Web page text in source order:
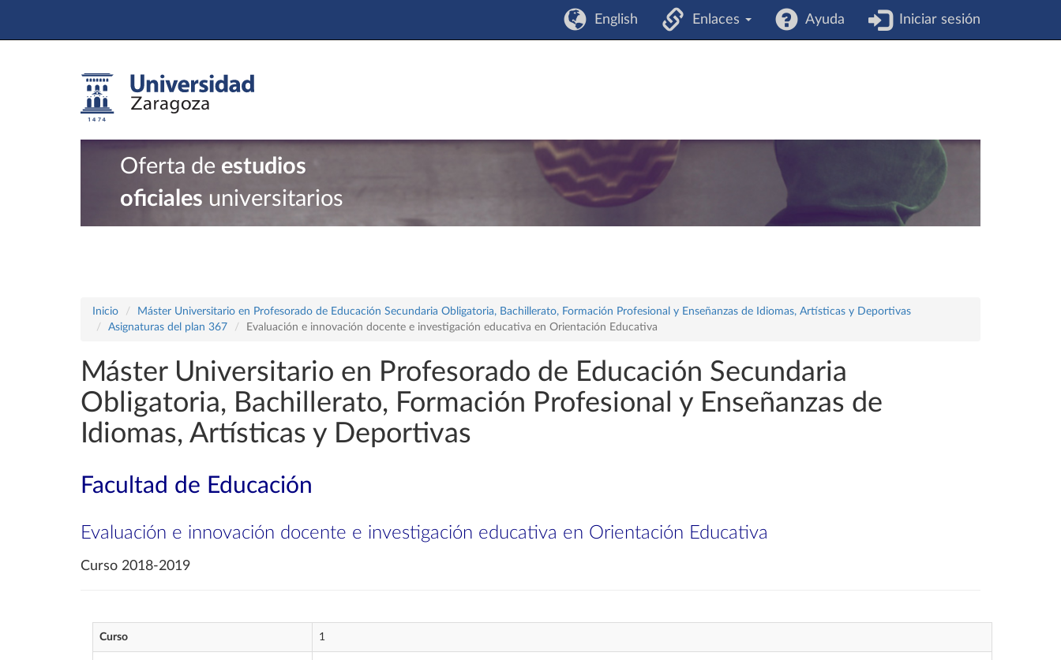
English Enlaces Ayuda Iniciar sesión
Oferta de estudios
oficiales universitarios
Inicio
Máster Universitario en Profesorado de Educación Secundaria Obligatoria, Bachillerato, Formación Profesional y Enseñanzas de Idiomas, Artísticas y Deportivas
Asignaturas del plan 367
Evaluación e innovación docente e investigación educativa en Orientación Educativa
Máster Universitario en Profesorado de Educación Secundaria
Obligatoria, Bachillerato, Formación Profesional y Enseñanzas de
Idiomas, Artísticas y Deportivas
Facultad de Educación
Evaluación e innovación docente e investigación educativa en Orientación Educativa
Curso 2018-2019
Curso 1